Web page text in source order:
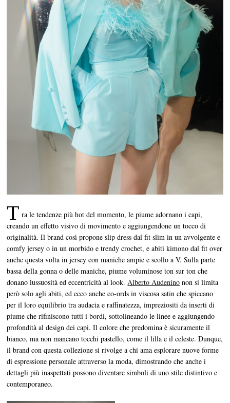
T ra le tendenze più hot del momento, le piume adornano i capi,
creando un effetto visivo di movimento e aggiungendone un tocco di
originalità. Il brand così propone slip dress dal fit slim in un avvolgente e
comfy jersey o in un morbido e trendy crochet, e abiti kimono dal fit over
anche questa volta in jersey con maniche ampie e scollo a V. Sulla parte
bassa della gonna o delle maniche, piume voluminose ton sur ton che
donano lussuosità ed eccentricità al look.Alberto Audenino non si limita
però solo agli abiti, ed ecco anche co-ords in viscosa satin che spiccano
per il loro equilibrio tra audacia e raffinatezza, impreziositi da inserti di
piume che rifiniscono tutti i bordi, sottolineando le linee e aggiungendo
profondità al design dei capi. Il colore che predomina è sicuramente il
bianco, ma non mancano tocchi pastello, come il lilla e il celeste. Dunque,
il brand con questa collezione si rivolge a chi ama esplorare nuove forme
di espressione personale attraverso la moda, dimostrando che anche i
dettagli più inaspettati possono diventare simboli di uno stile distintivo e
contemporaneo.